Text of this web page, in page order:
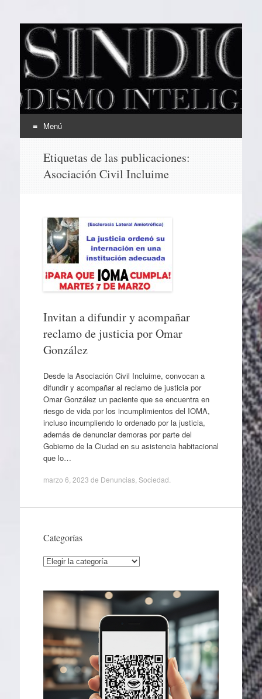
EL SINDICAL
Periodismo Inteligente
Menú
contenido
Etiquetas de las publicaciones:
Asociación Civil Incluime
Invitan a difundir y acompañar
reclamo de justicia por Omar
González
Desde la Asociación Civil Incluime, convocan a
difundir y acompañar al reclamo de justicia por
Omar González un paciente que se encuentra en
riesgo de vida por los incumplimientos del IOMA,
incluso incumpliendo lo ordenado por la justicia,
además de denunciar demoras por parte del
Gobierno de la Ciudad en su asistencia habitacional
que lo…
marzo 6, 2023 de Denuncias, Sociedad
Categorías
Categorías